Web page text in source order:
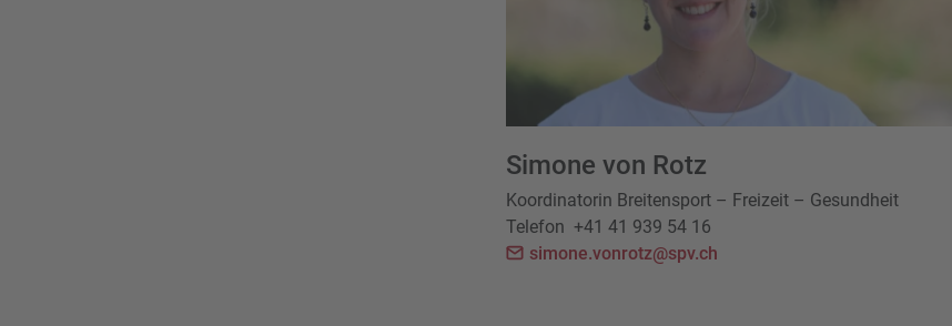
Simone von Rotz
Koordinatorin Breitensport – Freizeit – Gesundheit
Telefon +41 41 939 54 16
simone.vonrotz@spv.ch